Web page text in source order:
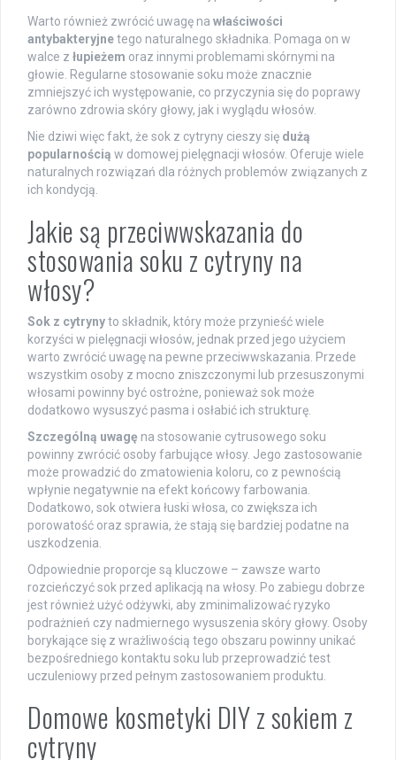
Warto również zwrócić uwagę na właściwości
antybakteryjnetego naturalnego składnika. Pomaga on w
walce z łupieżem oraz innymi problemami skórnymi na
głowie. Regularne stosowanie soku może znacznie
zmniejszyć ich występowanie, co przyczynia się do poprawy
zarówno zdrowia skóry głowy, jak i wyglądu włosów.
Nie dziwi więc fakt, że sok z cytryny cieszy się dużą
popularnością w domowej pielęgnacji włosów. Oferuje wiele
naturalnych rozwiązań dla różnych problemów związanych z
ich kondycją.
Jakie są przeciwwskazania do
stosowania soku z cytryny na
włosy?
Sok z cytrynyto składnik, który może przynieść wiele
korzyści w pielęgnacji włosów, jednak przed jego użyciem
warto zwrócić uwagę na pewne przeciwwskazania. Przede
wszystkim osoby z mocno zniszczonymi lub przesuszonymi
włosami powinny być ostrożne, ponieważ sok może
dodatkowo wysuszyć pasma i osłabić ich strukturę.
Szczególną uwagę na stosowanie cytrusowego soku
powinny zwrócić osoby farbujące włosy. Jego zastosowanie
może prowadzić do zmatowienia koloru, co z pewnością
wpłynie negatywnie na efekt końcowy farbowania.
Dodatkowo, sok otwiera łuski włosa, co zwiększa ich
porowatość oraz sprawia, że stają się bardziej podatne na
uszkodzenia.
Odpowiednie proporcje są kluczowe – zawsze warto
rozcieńczyć sok przed aplikacją na włosy. Po zabiegu dobrze
jest również użyć odżywki, aby zminimalizować ryzyko
podrażnień czy nadmiernego wysuszenia skóry głowy. Osoby
borykające się z wrażliwością tego obszaru powinny unikać
bezpośredniego kontaktu soku lub przeprowadzić test
uczuleniowy przed pełnym zastosowaniem produktu.
Domowe kosmetyki DIY z sokiem z
cytryny